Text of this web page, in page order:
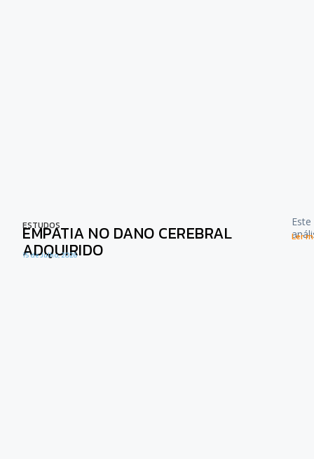
ESTUDOS
EMPATIA NO DANO CEREBRAL
ADQUIRIDO
15 de Julho, 2026
Ler